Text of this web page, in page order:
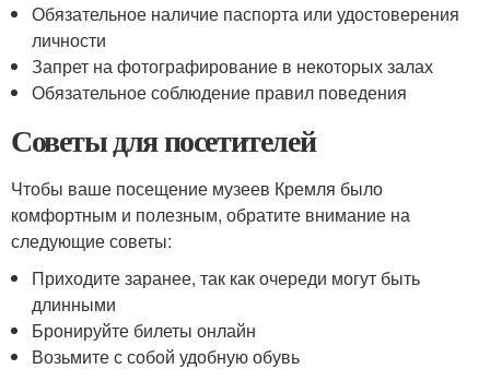
Обязательное наличие паспорта или удостоверения
личности
Запрет на фотографирование в некоторых залах
Обязательное соблюдение правил поведения
Советы для посетителей
Чтобы ваше посещение музеев Кремля было
комфортным и полезным, обратите внимание на
следующие советы:
Приходите заранее, так как очереди могут быть
длинными
Бронируйте билеты онлайн
Возьмите с собой удобную обувь